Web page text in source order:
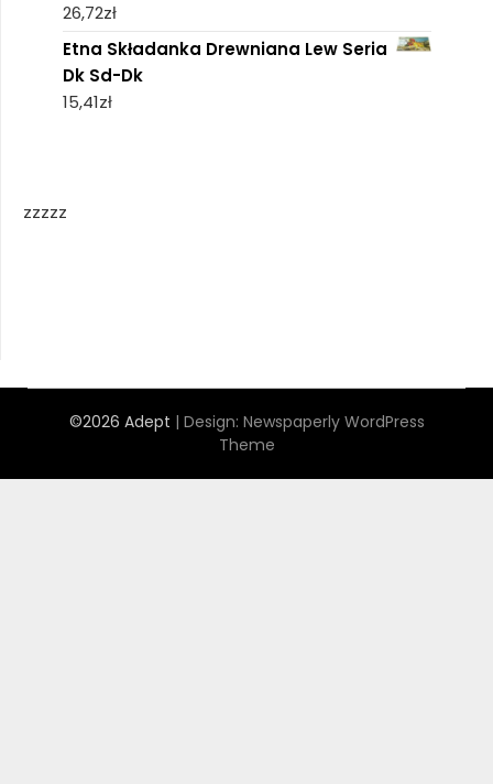
26,72zł
Etna Składanka Drewniana Lew Seria
Dk Sd-Dk
15,41zł
zzzzz
©2026 Adept | Design: Newspaperly WordPress
Theme